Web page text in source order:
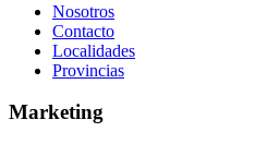
Nosotros
Contacto
Localidades
Provincias
Marketing